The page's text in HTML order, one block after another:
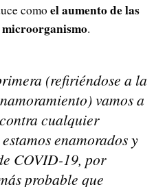
como el aumento de las
.
(refiriéndose a la
vamos a
cualquier
enamorados y
COVID-19, por
probable que